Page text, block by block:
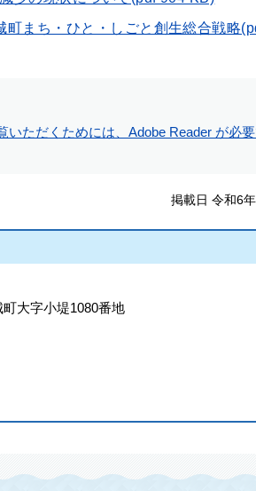
町まち・ひと・しごと創生総合戦略
いただくためには、Adobe Reader が必
掲載日 令和6
大字小堤1080番地